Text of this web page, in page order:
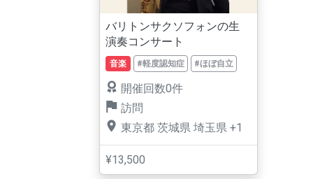
バリトンサクソフォンの生
演奏コンサート
音楽 #軽度認知症 #ほぼ自立
開催回数0件
訪問
東京都 茨城県 埼玉県 +1
¥13,500